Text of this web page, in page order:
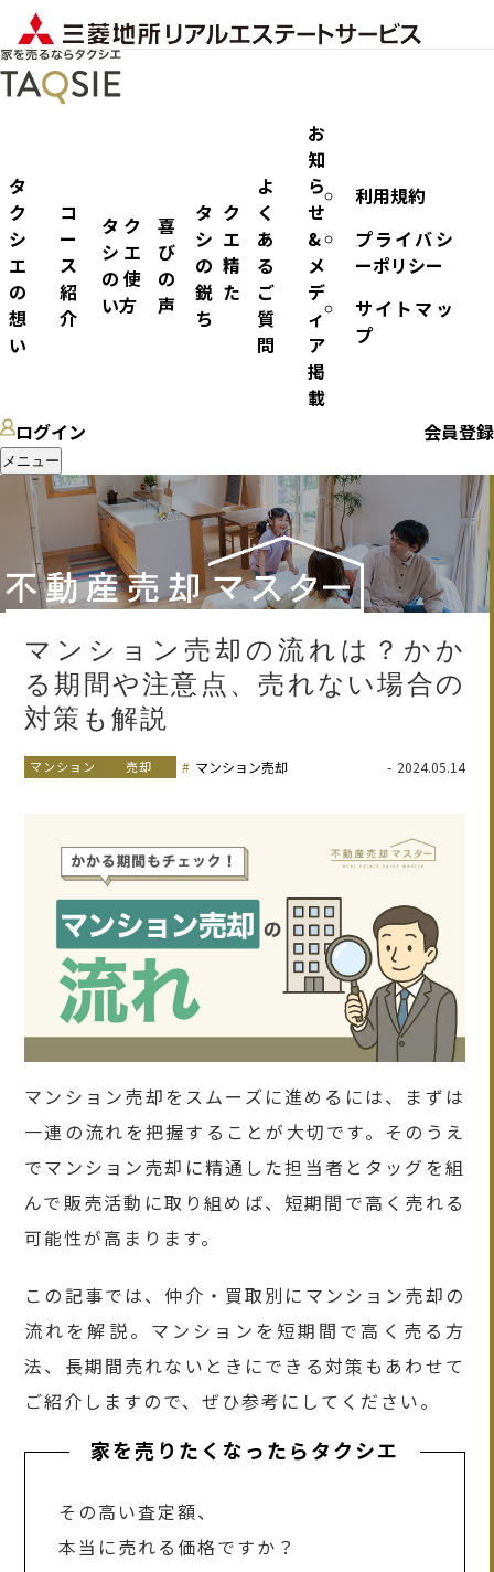
タ
ク
シ
エ
の
想
い
コ
ー
ス
紹
介
タク
シエ
の使
い方
喜
び
の
声
タク
シエ
の精
鋭た
ち
よ
く
あ
る
ご
質
問
お
知
ら
せ
&
メ
デ
ィ
ア
掲
載
利用規約
プライバシ
ーポリシー
サイトマッ
プ
ログイン 会員登録
メニュー
マンション売却の流れは？かか
る期間や注意点、売れない場合の
対策も解説
マンション 売却 マンション売却 2024.05.14
マンション売却をスムーズに進めるには、まずは
一連の流れを把握することが大切です。そのうえ
でマンション売却に精通した担当者とタッグを組
んで販売活動に取り組めば、短期間で高く売れる
可能性が高まります。
この記事では、仲介・買取別にマンション売却の
流れを解説。マンションを短期間で高く売る方
法、長期間売れないときにできる対策もあわせて
ご紹介しますので、ぜひ参考にしてください。
家を売りたくなったらタクシエ
その高い査定額、
本当に売れる価格ですか？